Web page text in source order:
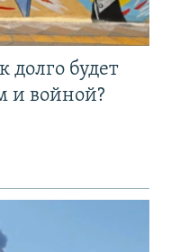
долго будет
и войной?